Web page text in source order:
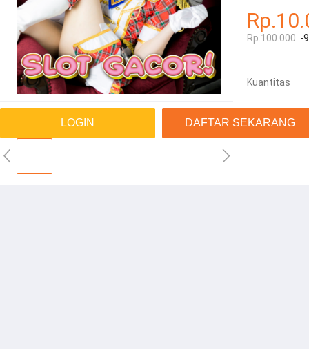
LOGIN DAFTAR SEKARANG
Rp.100.000 -
Kuantitas